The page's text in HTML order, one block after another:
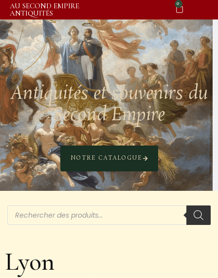
AU SECOND EMPIRE
ANTIQUITÉS
0
Antiquités et souvenirs du
Second Empire
NOTRE CATALOGUE
Lyon